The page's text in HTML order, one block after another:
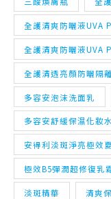
全護清爽防曬液UVA
全護清爽防曬液UVA
全護清透亮顏防曬隔
多容安泡沫洗面乳
多容安舒緩保濕化妝水
安得利淡斑淨亮極效
極效B5彈潤超修復乳
淡斑精華 清爽